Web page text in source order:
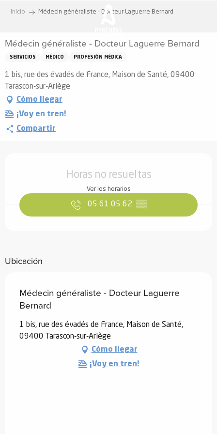
principal
Inicio Médecin généraliste - Docteur Laguerre Bernard
Médecin généraliste - Docteur Laguerre Bernard
SERVICIOS MÉDICO PROFESIÓN MÉDICA
1 bis, rue des évadés de France, Maison de Santé, 09400
Tarascon-sur-Ariège
Cómo llegar
¡Voy en tren!
Compartir
Horas no resueltas
Ver los horarios
05 61 05 62 ▒▒
Ubicación
Médecin généraliste - Docteur Laguerre
Bernard
1 bis, rue des évadés de France, Maison de Santé,
09400 Tarascon-sur-Ariège
Cómo llegar
¡Voy en tren!